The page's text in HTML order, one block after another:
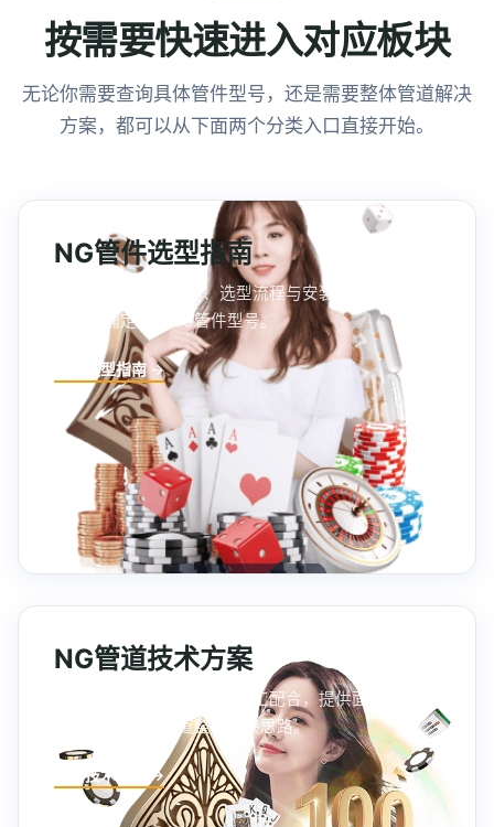
按需要快速进入对应板块
无论你需要查询具体管件型号，还是需要整体管道解决
方案，都可以从下面两个分类入口直接开始。
NG管件选型指南
管件分类、参数说明、选型流程与安装注意事项，帮
你快速确定所需NG管件型号。
进入选型指南 →
NG管道技术方案
从管道布局、压力设计到施工配合，提供面向工业与
民用项目的NG管道整体解决思路。
查看技术方案 →